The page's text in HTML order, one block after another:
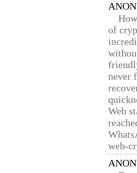
of
never
Web
web-